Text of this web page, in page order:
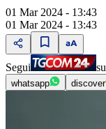
01 Mar 2024 - 13:43
01 Mar 2024 - 13:43
Segui su
whatsapp discover